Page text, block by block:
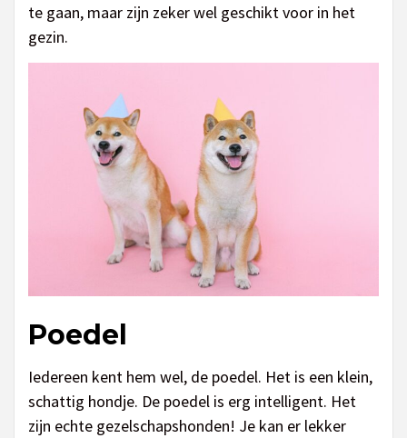
te gaan, maar zijn zeker wel geschikt voor in het
gezin.
Poedel
Iedereen kent hem wel, de poedel. Het is een klein,
schattig hondje. De poedel is erg intelligent. Het
zijn echte gezelschapshonden! Je kan er lekker